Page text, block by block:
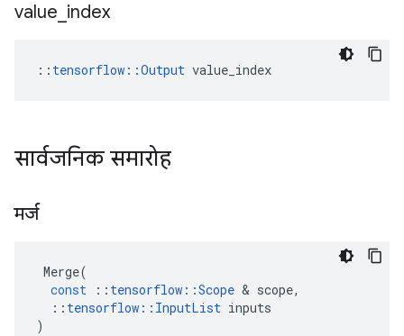
value index
:: tensorflow::Output value_index
सार्वजनिक समारोह
मर्ज
Merge(
const
:: tensorflow ::Scope & scope,
:: tensorflow :: InputList inputs
)